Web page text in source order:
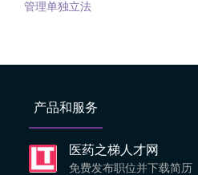
管理单独立法
产品和服务
医药之梯人才网
免费发布职位并下载简历